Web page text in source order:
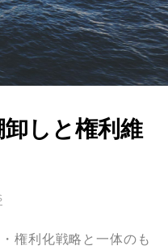
しと権利維
権利化戦略と一体のも